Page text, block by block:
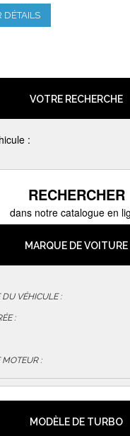
DÉTAILS
VOTRE RECHERCHE
:
RECHERCHER
dans notre catalogue en
MARQUE DE VOITURE
VÉHICULE :
:
:
MODÈLE DE TURBO